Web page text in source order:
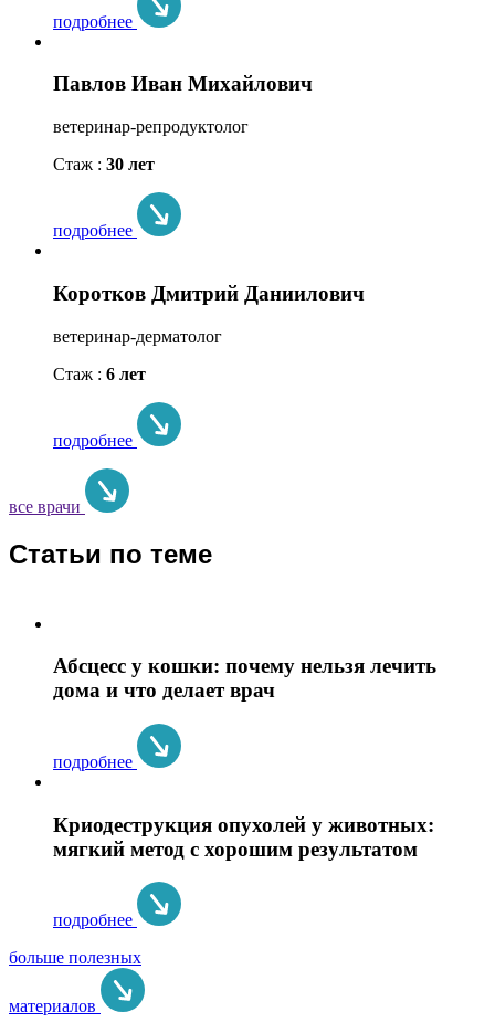
подробнее
Павлов Иван Михайлович
ветеринар-репродуктолог
Стаж : 30 лет
подробнее
Коротков Дмитрий Даниилович
ветеринар-дерматолог
Стаж : 6 лет
подробнее
все врачи
Статьи по теме
Абсцесс у кошки: почему нельзя лечить
дома и что делает врач
подробнее
Криодеструкция опухолей у животных:
мягкий метод с хорошим результатом
подробнее
больше полезных
материалов